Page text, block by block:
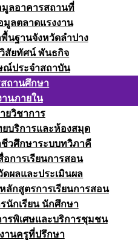
ลอาคารสถานที่
มูลตลาดแรงงาน
นฐานจังหวัดลำปาง
สัยทัศน์ พันธกิจ
ประจำสถาบัน
ถานศึกษา
านภายใน
ยวิชาการ
ยบริการและห้องสมุด
ชีวศึกษาระบบทวิภาคี
อการเรียนการสอน
ดผลและประเมินผล
ลักสูตรการเรียนการสอน
นักเรียน นักศึกษา
ารพิเศษและบริการชุมชน
งานครูที่ปรึกษา